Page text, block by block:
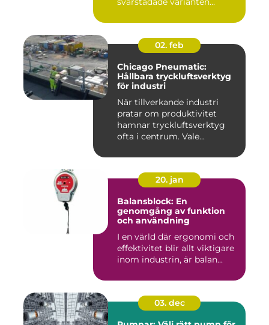
02. feb
Chicago Pneumatic:
Hållbara tryckluftsverktyg
för industri
När tillverkande industri
pratar om produktivitet
hamnar tryckluftsverktyg
ofta i centrum. Vale...
20. jan
Balansblock: En
genomgång av funktion
och användning
I en värld där ergonomi och
effektivitet blir allt viktigare
inom industrin, är balan...
03. dec